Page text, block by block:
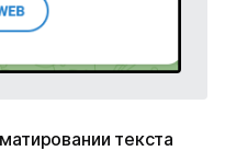
текста